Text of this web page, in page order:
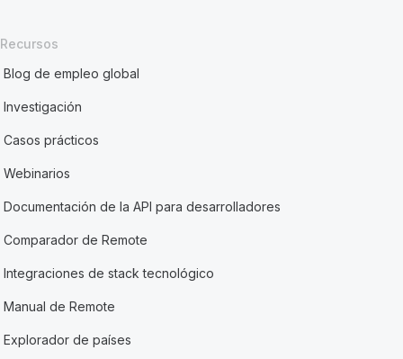
Recursos
Blog de empleo global
Investigación
Casos prácticos
Webinarios
Documentación de la API para desarrolladores
Comparador de Remote
Integraciones de stack tecnológico
Manual de Remote
Explorador de países